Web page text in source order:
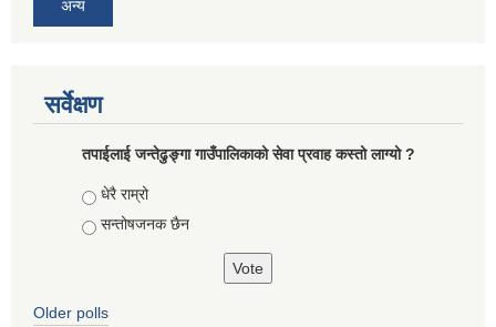
अन्य
सर्वेक्षण
तपाईलाई जन्तेढुङ्गा गाउँपालिकाको सेवा प्रवाह कस्तो लाग्यो ?
Choices
धेरै राम्रो
सन्तोषजनक छैन
Older polls